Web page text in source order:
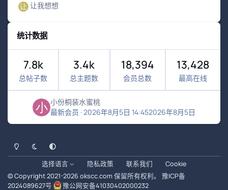
让我想想
统计数据
7.8k
总帖子数
3.4k
总主题数
18,394
会员总数
13,428
最高在线
小份桐装水蜜桃
最新会员 ·2026年8月5日 14:452026年8月5日
浅色模式黑暗模式系统偏好
选择语言 隐私政策 联系我们
Cookie
© Copyright 2021-2026 okscc.com 保留所有权利。 豫ICP备
2024089627号
豫公网安备41030402000232